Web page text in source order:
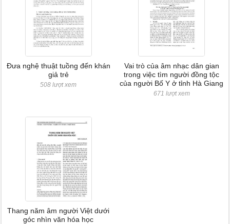
Đưa nghệ thuật tuồng đến khán
giả trẻ
508 lượt xem
Vai trò của âm nhạc dân gian
trong việc tìm người đồng tộc
của người Bố Y ở tỉnh Hà Giang
671 lượt xem
Thang năm âm người Việt dưới
góc nhìn văn hóa học